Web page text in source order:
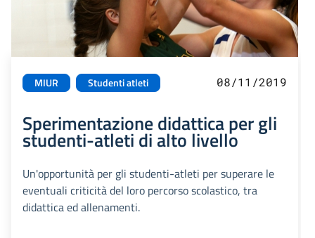
MIUR Studenti atleti 08/11/2019
Sperimentazione didattica per gli
studenti-atleti di alto livello
Un'opportunità per gli studenti-atleti per superare le
eventuali criticità del loro percorso scolastico, tra
didattica ed allenamenti.